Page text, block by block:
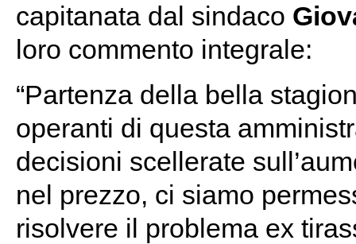
capitanata dal sindaco
loro commento integrale:
“Partenza della bella
operanti di questa
decisioni scellerate
nel prezzo, ci siamo
risolvere il problema ex